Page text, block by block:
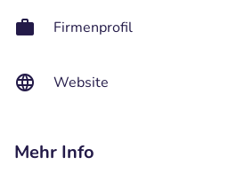
Firmenprofil
Website
Mehr Info